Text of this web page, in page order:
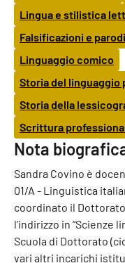
Lingua e stilistica
Falsificazioni e
Linguaggio comico
Storia del
Storia della
Scrittura
Nota
Sandra Covino è
01/A - Linguistica
coordinato il Dottorato
l’indirizzo in “Scienze
Scuola di Dottorato
vari altri incarichi